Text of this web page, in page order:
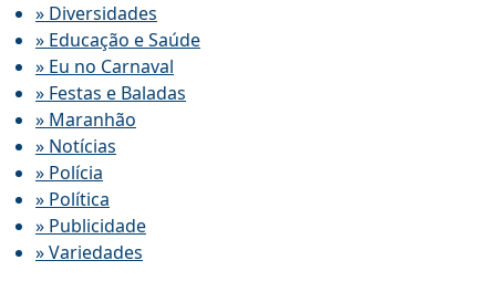
» Diversidades
» Educação e Saúde
» Eu no Carnaval
» Festas e Baladas
» Maranhão
» Notícias
» Polícia
» Política
» Publicidade
» Variedades